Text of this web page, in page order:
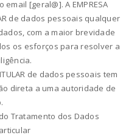
[geral@]. A EMPRESA
de dados pessoais qualquer
com a maior brevidade
os esforços para resolver a
de dados pessoais tem
direta a uma autoridade de
Tratamento dos Dados